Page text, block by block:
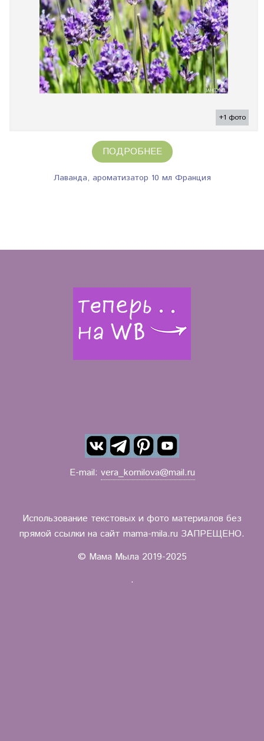
+1 фото
ПОДРОБНЕЕ
Лаванда, ароматизатор 10 мл Франция
E-mail: vera_kornilova@mail.ru
Использование текстовых и фото материалов без
прямой ссылки на сайт mama-mila.ru ЗАПРЕЩЕНО.
© Мама Мыла 2019-2025
.